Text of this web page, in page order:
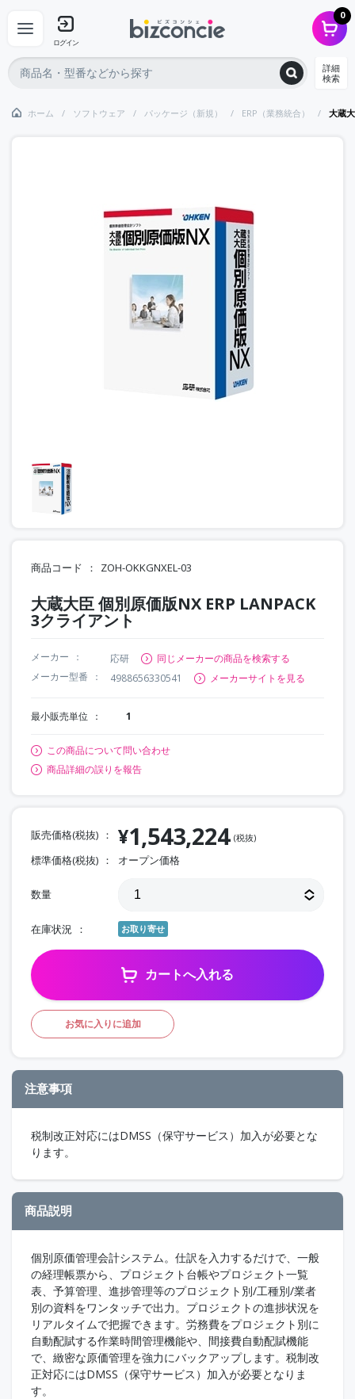
ログイン
0
詳細
検索
ホーム ソフトウェア パッケージ（新規） ERP（業務統合） 大蔵
商品コード ZOH-OKKGNXEL-03
大蔵大臣 個別原価版NX ERP LANPACK
3クライアント
メーカー 応研
同じメーカーの商品を検索する
メーカー型番
4988656330541 メーカーサイトを見る
最小販売単位 1
この商品について問い合わせ
商品詳細の誤りを報告
販売価格(税抜) ¥1,543,224 (税抜)
標準価格(税抜) オープン価格
数量
在庫状況 お取り寄せ
カートへ入れる
お気に入りに追加
注意事項
税制改正対応にはDMSS（保守サービス）加入が必要とな
ります。
商品説明
個別原価管理会計システム。仕訳を入力するだけで、一般
の経理帳票から、プロジェクト台帳やプロジェクト一覧
表、予算管理、進捗管理等のプロジェクト別/工種別/業者
別の資料をワンタッチで出力。プロジェクトの進捗状況を
リアルタイムで把握できます。労務費をプロジェクト別に
自動配賦する作業時間管理機能や、間接費自動配賦機能
で、緻密な原価管理を強力にバックアップします。税制改
正対応にはDMSS（保守サービス）加入が必要となりま
す。